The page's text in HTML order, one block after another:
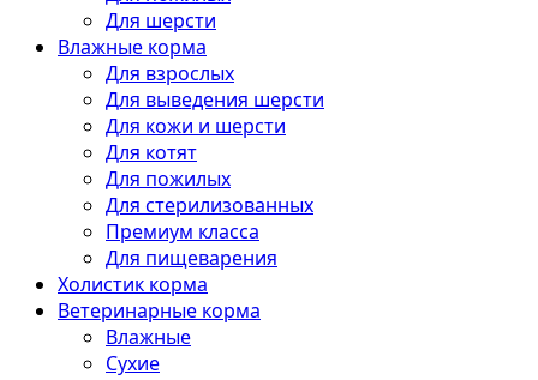
Для шерсти
Влажные корма
Для взрослых
Для выведения шерсти
Для кожи и шерсти
Для котят
Для пожилых
Для стерилизованных
Премиум класса
Для пищеварения
Холистик корма
Ветеринарные корма
Влажные
Сухие